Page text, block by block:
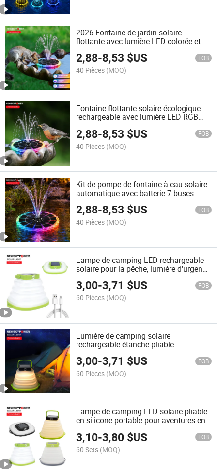
2026 Fontaine de jardin solaire
flottante avec lumière LED colorée et
batterie de secours, décor de bain
d'oiseaux extérieur amical pour les
animaux
2,88-8,53 $US FOB
40 Pièces (MOQ)
Fontaine flottante solaire écologique
rechargeable avec lumière LED RGB
bassin de jardin
2,88-8,53 $US FOB
40 Pièces (MOQ)
Kit de pompe de fontaine à eau solaire
automatique avec batterie 7 buses
lumières RGB IP68 pour bassin
d'oiseaux étang jardin piscine
2,88-8,53 $US FOB
40 Pièces (MOQ)
Lampe de camping LED rechargeable
solaire pour la pêche, lumière d'urgence
pour tente, lampe en silicone pour le
camping
3,00-3,71 $US FOB
60 Pièces (MOQ)
Lumière de camping solaire
rechargeable étanche pliable
suspendue à vendre
3,00-3,71 $US FOB
60 Pièces (MOQ)
Lampe de camping LED solaire pliable
en silicone portable pour aventures en
3,10-3,80 $US FOB
60 Sets (MOQ)